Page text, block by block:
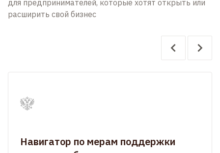
для предпринимателей, которые хотят открыть или
расширить свой бизнес
Навигатор по мерам поддержки